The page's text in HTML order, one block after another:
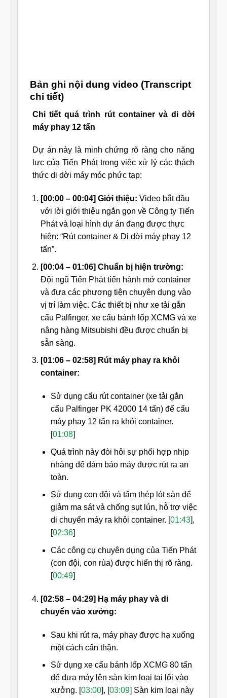
Bản ghi nội dung video (Transcript
chi tiết)
Chi tiết quá trình rút container và di dời
máy phay 12 tấn
Dự án này là minh chứng rõ ràng cho năng
lực của Tiến Phát trong việc xử lý các thách
thức di dời máy móc phức tạp:
[00:00 – 00:04] Giới thiệu: Video bắt đầu
với lời giới thiệu ngắn gọn về Công ty Tiến
Phát và loại hình dự án đang được thực
hiện: “Rút container & Di dời máy phay 12
tấn”.
[00:04 – 01:06] Chuẩn bị hiện trường:
Đội ngũ Tiến Phát tiến hành mở container
và đưa các phương tiện chuyên dụng vào
vị trí làm việc. Các thiết bị như xe tải gắn
cẩu Palfinger, xe cẩu bánh lốp XCMG và xe
nâng hàng Mitsubishi đều được chuẩn bị
sẵn sàng.
[01:06 – 02:58] Rút máy phay ra khỏi
container:
Sử dụng cẩu rút container (xe tải gắn
cẩu Palfinger PK 42000 14 tấn) để cẩu
máy phay 12 tấn ra khỏi container.
[01:08]
Quá trình này đòi hỏi sự phối hợp nhịp
nhàng để đảm bảo máy được rút ra an
toàn.
Sử dụng con đội và tấm thép lót sàn để
giảm ma sát và chống sụt lún, hỗ trợ việc
di chuyển máy ra khỏi container. [01:43],
[02:36]
Các công cụ chuyên dụng của Tiến Phát
(con đội, con rùa) được hiển thị rõ ràng.
[00:49]
[02:58 – 04:29] Hạ máy phay và di
chuyển vào xưởng:
Sau khi rút ra, máy phay được hạ xuống
một cách cẩn thận.
Sử dụng xe cẩu bánh lốp XCMG 80 tấn
để đưa máy lên sàn kim loại tại lối vào
xưởng. [03:00], [03:09] Sàn kim loại này